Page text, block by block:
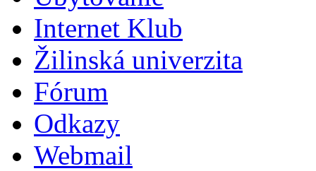
Internet Klub
Žilinská univerzita
Fórum
Odkazy
Webmail